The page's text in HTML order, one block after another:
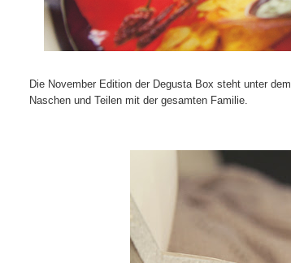
Die November Edition der Degusta Box steht unter
Naschen und Teilen mit der gesamten Familie.